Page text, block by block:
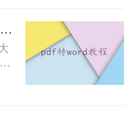
pdf转word怎么转？这三种转换方法保证让你满意！